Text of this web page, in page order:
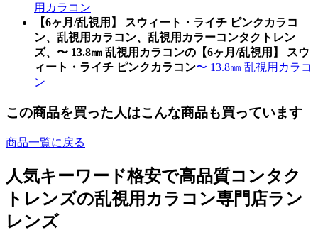
用カラコン
【6ヶ月/乱視用】 スウィート・ライチ ピンクカラコ
ン、乱視用カラコン、乱視用カラーコンタクトレン
ズ、〜 13.8㎜ 乱視用カラコンの【6ヶ月/乱視用】 スウ
ィート・ライチ ピンクカラコン〜 13.8㎜ 乱視用カラコ
ン
この商品を買った人はこんな商品も買っています
商品一覧に戻る
人気キーワード格安で高品質コンタク
トレンズの乱視用カラコン専門店ラン
レンズ